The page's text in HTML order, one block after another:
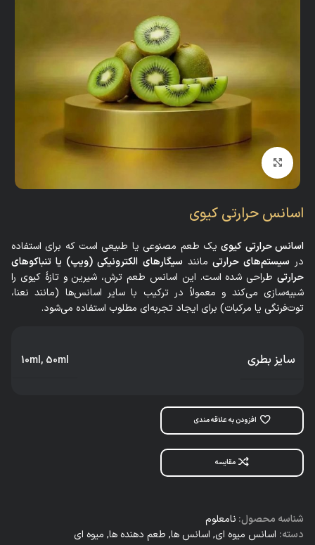
بزرگنمایی تصویر
اسانس حرارتی کیوی
اسانس حرارتی کیوییک طعم مصنوعی یا طبیعی است که برای استفاده
در سیستم‌های حرارتی مانند سیگارهای الکترونیکی (ویپ) یا تنباکوهای
حرارتی طراحی شده است. این اسانس طعم ترش، شیرین و تازهٔ کیوی را
شبیه‌سازی می‌کند و معمولاً در ترکیب با سایر اسانس‌ها (مانند نعنا،
توت‌فرنگی یا مرکبات) برای ایجاد تجربه‌ای مطلوب استفاده می‌شود.
سایز بطری 10ml, 50ml
افزودن به علاقه مندی
مقایسه
شناسه محصول: نامعلوم
دسته: اسانس میوه ای, اسانس‌ ها, طعم دهنده ها, میوه ای